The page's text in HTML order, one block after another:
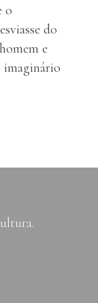
o
do
e
imaginário